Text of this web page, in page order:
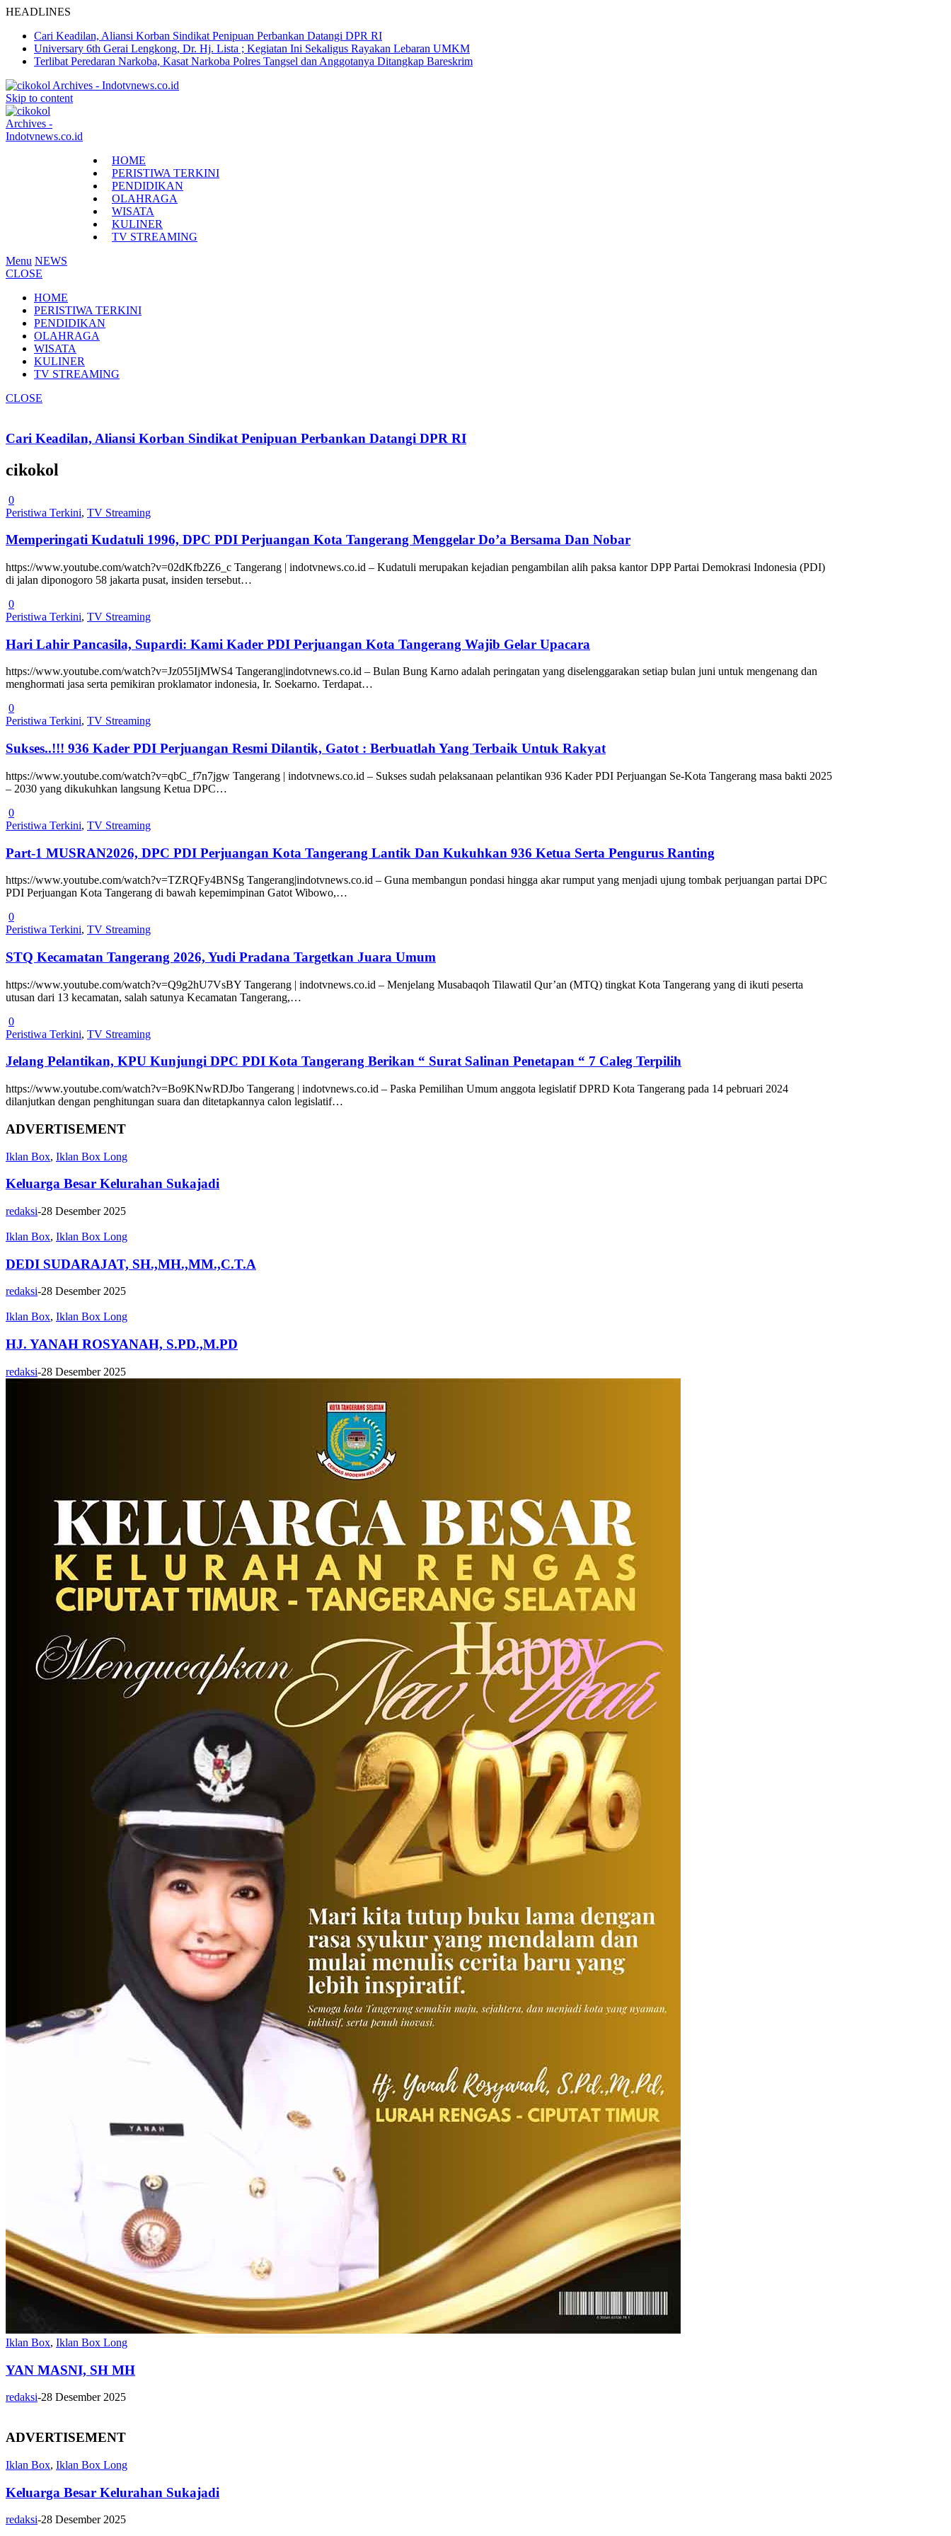
HEADLINES
Cari Keadilan, Aliansi Korban Sindikat Penipuan Perbankan Datangi DPR RI
Universary 6th Gerai Lengkong, Dr. Hj. Lista ; Kegiatan Ini Sekaligus Rayakan Lebaran UMKM
Terlibat Peredaran Narkoba, Kasat Narkoba Polres Tangsel dan Anggotanya Ditangkap Bareskrim
Skip to content
HOME
PERISTIWA TERKINI
PENDIDIKAN
OLAHRAGA
WISATA
KULINER
TV STREAMING
Menu NEWS
CLOSE
HOME
PERISTIWA TERKINI
PENDIDIKAN
OLAHRAGA
WISATA
KULINER
TV STREAMING
CLOSE
Cari Keadilan, Aliansi Korban Sindikat Penipuan Perbankan Datangi DPR RI
cikokol
0
Peristiwa Terkini, TV Streaming
Memperingati Kudatuli 1996, DPC PDI Perjuangan Kota Tangerang Menggelar Do’a Bersama Dan Nobar
https://www.youtube.com/watch?v=02dKfb2Z6_c Tangerang | indotvnews.co.id – Kudatuli merupakan kejadian pengambilan alih paksa kantor DPP Partai Demokrasi Indonesia (PDI)
di jalan diponogoro 58 jakarta pusat, insiden tersebut…
0
Peristiwa Terkini, TV Streaming
Hari Lahir Pancasila, Supardi: Kami Kader PDI Perjuangan Kota Tangerang Wajib Gelar Upacara
https://www.youtube.com/watch?v=Jz055IjMWS4 Tangerang|indotvnews.co.id – Bulan Bung Karno adalah peringatan yang diselenggarakan setiap bulan juni untuk mengenang dan
menghormati jasa serta pemikiran proklamator indonesia, Ir. Soekarno. Terdapat…
0
Peristiwa Terkini, TV Streaming
Sukses..!!! 936 Kader PDI Perjuangan Resmi Dilantik, Gatot : Berbuatlah Yang Terbaik Untuk Rakyat
https://www.youtube.com/watch?v=qbC_f7n7jgw Tangerang | indotvnews.co.id – Sukses sudah pelaksanaan pelantikan 936 Kader PDI Perjuangan Se-Kota Tangerang masa bakti 2025
– 2030 yang dikukuhkan langsung Ketua DPC…
0
Peristiwa Terkini, TV Streaming
Part-1 MUSRAN2026, DPC PDI Perjuangan Kota Tangerang Lantik Dan Kukuhkan 936 Ketua Serta Pengurus Ranting
https://www.youtube.com/watch?v=TZRQFy4BNSg Tangerang|indotvnews.co.id – Guna membangun pondasi hingga akar rumput yang menjadi ujung tombak perjuangan partai DPC
PDI Perjuangan Kota Tangerang di bawah kepemimpinan Gatot Wibowo,…
0
Peristiwa Terkini, TV Streaming
STQ Kecamatan Tangerang 2026, Yudi Pradana Targetkan Juara Umum
https://www.youtube.com/watch?v=Q9g2hU7VsBY Tangerang | indotvnews.co.id – Menjelang Musabaqoh Tilawatil Qur’an (MTQ) tingkat Kota Tangerang yang di ikuti peserta
utusan dari 13 kecamatan, salah satunya Kecamatan Tangerang,…
0
Peristiwa Terkini, TV Streaming
Jelang Pelantikan, KPU Kunjungi DPC PDI Kota Tangerang Berikan “ Surat Salinan Penetapan “ 7 Caleg Terpilih
https://www.youtube.com/watch?v=Bo9KNwRDJbo Tangerang | indotvnews.co.id – Paska Pemilihan Umum anggota legislatif DPRD Kota Tangerang pada 14 pebruari 2024
dilanjutkan dengan penghitungan suara dan ditetapkannya calon legislatif…
ADVERTISEMENT
Iklan Box, Iklan Box Long
Keluarga Besar Kelurahan Sukajadi
redaksi-28 Desember 2025
Iklan Box, Iklan Box Long
DEDI SUDARAJAT, SH.,MH.,MM.,C.T.A
redaksi-28 Desember 2025
Iklan Box, Iklan Box Long
HJ. YANAH ROSYANAH, S.PD.,M.PD
redaksi-28 Desember 2025
Iklan Box, Iklan Box Long
YAN MASNI, SH MH
redaksi-28 Desember 2025
ADVERTISEMENT
Iklan Box, Iklan Box Long
Keluarga Besar Kelurahan Sukajadi
redaksi-28 Desember 2025